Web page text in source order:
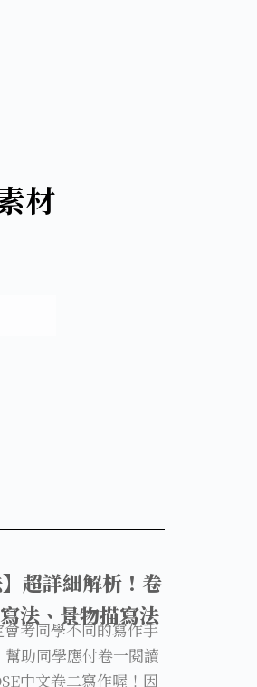
材
超詳細解析！卷
法、景物描寫法
考同學不同的寫作手
助同學應付卷一閱讀
中文卷二寫作喔！因